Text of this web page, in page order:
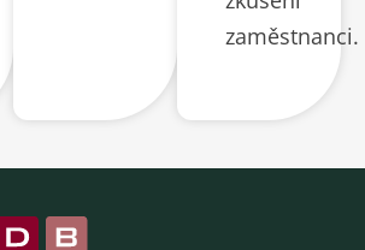
zaměstnanci.